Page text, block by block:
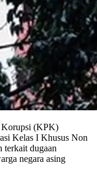
Korupsi (KPK)
Kelas I Khusus Non
terkait dugaan
negara asing